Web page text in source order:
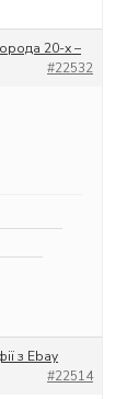
20-х –
#22532
з Ebay
#22514